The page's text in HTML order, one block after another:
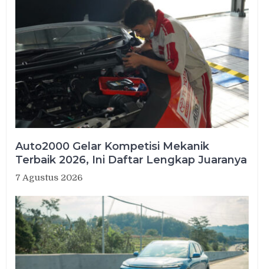
Auto2000 Gelar Kompetisi Mekanik
Terbaik 2026, Ini Daftar Lengkap Juaranya
7 Agustus 2026